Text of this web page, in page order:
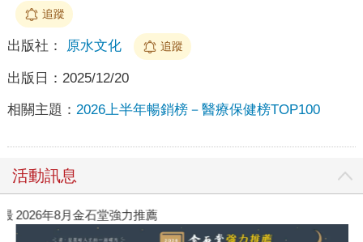
追蹤
出版社： 原水文化 追蹤
出版日： 2025/12/20
相關主題： 2026上半年暢銷榜－醫療保健榜TOP100
活動訊息
2026年8月金石堂強力推薦